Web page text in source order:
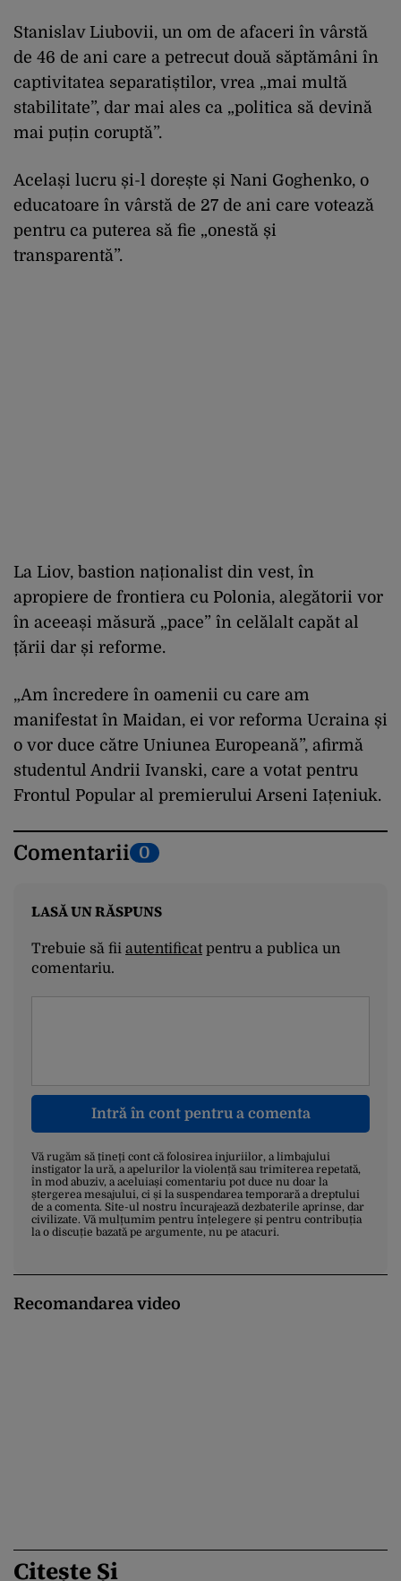
Stanislav Liubovii, un om de afaceri în vârstă
de 46 de ani care a petrecut două săptămâni în
captivitatea separatiștilor, vrea „mai multă
stabilitate”, dar mai ales ca „politica să devină
mai puțin coruptă”.
Același lucru și-l dorește și Nani Goghenko, o
educatoare în vârstă de 27 de ani care votează
pentru ca puterea să fie „onestă și
transparentă”.
La Liov, bastion naționalist din vest, în
apropiere de frontiera cu Polonia, alegătorii vor
în aceeași măsură „pace” în celălalt capăt al
țării dar și reforme.
„Am încredere în oamenii cu care am
manifestat în Maidan, ei vor reforma Ucraina și
o vor duce către Uniunea Europeană”, afirmă
studentul Andrii Ivanski, care a votat pentru
Frontul Popular al premierului Arseni Iațeniuk.
Comentarii 0
LASĂ UN RĂSPUNS
Trebuie să fii autentificatpentru a publica un
comentariu.
Intră în cont pentru a comenta
Vă rugăm să țineți cont că folosirea injuriilor, a limbajului
instigator la ură, a apelurilor la violență sau trimiterea repetată,
în mod abuziv, a aceluiași comentariu pot duce nu doar la
ștergerea mesajului, ci și la suspendarea temporară a dreptului
de a comenta. Site-ul nostru încurajează dezbaterile aprinse, dar
civilizate. Vă mulțumim pentru înțelegere și pentru contribuția
la o discuție bazată pe argumente, nu pe atacuri.
Recomandarea video
Citește Și